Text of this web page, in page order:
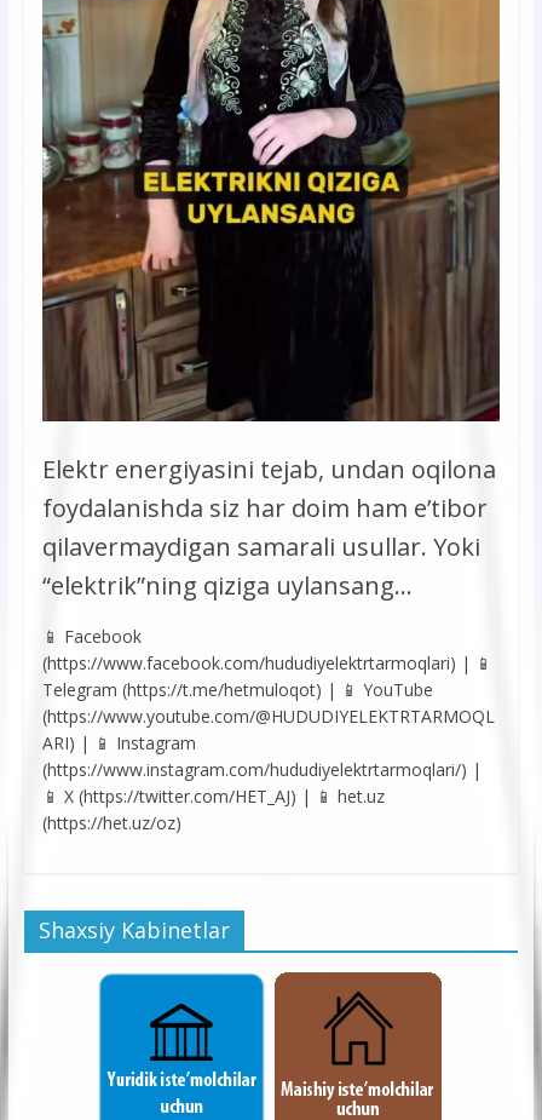
Elektr energiyasini tejab, undan oqilona
foydalanishda siz har doim ham e’tibor
qilavermaydigan samarali usullar. Yoki
“elektrik”ning qiziga uylansang…
📱 Facebook
(https://www.facebook.com/hududiyelektrtarmoqlari) | 📱
Telegram (https://t.me/hetmuloqot) | 📱 YouTube
(https://www.youtube.com/@HUDUDIYELEKTRTARMOQL
ARI) | 📱 Instagram
(https://www.instagram.com/hududiyelektrtarmoqlari/) |
📱 X (https://twitter.com/HET_AJ) | 📱 het.uz
(https://het.uz/oz)
Shaxsiy Kabinetlar